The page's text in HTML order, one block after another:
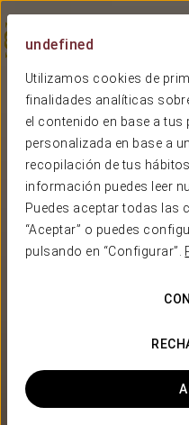
undefined
Utilizamos cookies de
finalidades analíticas
el contenido en base a tus
personalizada en base a
recopilación de tus
información puedes leer
Puedes aceptar todas las
“Aceptar” o puedes
pulsando en “Configurar”.